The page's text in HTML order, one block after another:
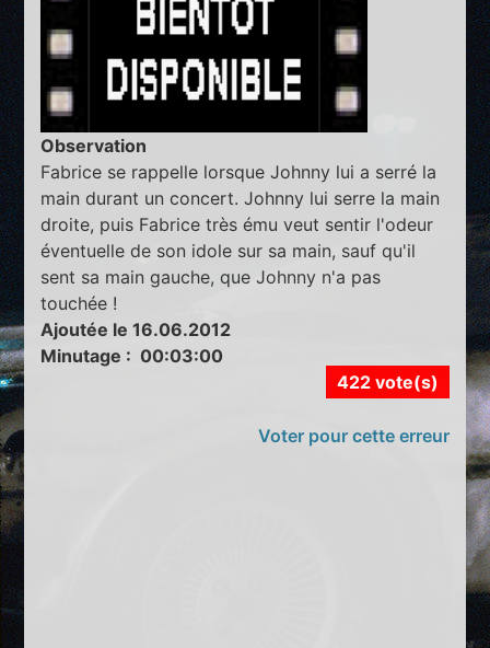
Observation
Fabrice se rappelle lorsque Johnny lui a serré la
main durant un concert. Johnny lui serre la main
droite, puis Fabrice très ému veut sentir l'odeur
éventuelle de son idole sur sa main, sauf qu'il
sent sa main gauche, que Johnny n'a pas
touchée !
Ajoutée le 16.06.2012
Minutage : 00:03:00
422 vote(s)
Voter pour cette erreur